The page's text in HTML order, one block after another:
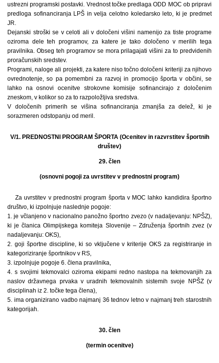
ustrezni programski postavki. Vrednost točke predlaga ODD MOC ob pripravi
predloga sofinanciranja LPŠ in velja celotno koledarsko leto, ki je predmet
JR.
Dejanski stroški se v celoti ali v določeni višini namenijo za tiste programe
oziroma dele teh programov, za katere je tako določeno v merilih tega
pravilnika. Obseg teh programov se mora prilagajati višini za to predvidenih
proračunskih sredstev.
Programi, naloge ali projekti, za katere niso točno določeni kriteriji za njihovo
ovrednotenje, so pa pomembni za razvoj in promocijo športa v občini, se
lahko na osnovi ocenitve strokovne komisije sofinancirajo z določenim
zneskom, v kolikor so za to razpoložljiva sredstva.
V določenih primerih se višina sofinanciranja zmanjša za delež, ki je
sorazmeren odstopanju od meril.
V/1. PREDNOSTNI PROGRAM ŠPORTA (Ocenitev in razvrstitev športnih
društev)
29. člen
(osnovni pogoji za uvrstitev v prednostni program)
Za uvrstitev v prednostni program športa v MOC lahko kandidira športno
društvo, ki izpolnjuje naslednje pogoje:
1. je včlanjeno v nacionalno panožno športno zvezo (v nadaljevanju: NPŠZ),
ki je članica Olimpijskega komiteja Slovenije – Združenja športnih zvez (v
nadaljevanju: OKS),
2. goji športne discipline, ki so vključene v kriterije OKS za registriranje in
kategoriziranje športnikov v RS,
3. izpolnjuje pogoje 6. člena pravilnika,
4. s svojimi tekmovalci oziroma ekipami redno nastopa na tekmovanjih za
naslov državnega prvaka v uradnih tekmovalnih sistemih svoje NPŠZ (v
disciplinah iz 2. točke tega člena),
5. ima organizirano vadbo najmanj 36 tednov letno v najmanj treh starostnih
kategorijah.
30. člen
(termin ocenitve)